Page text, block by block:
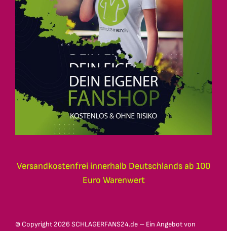
Versandkostenfrei innerhalb Deutschlands ab 100
Euro Warenwert
© Copyright 2026 SCHLAGERFANS24.de – Ein Angebot von